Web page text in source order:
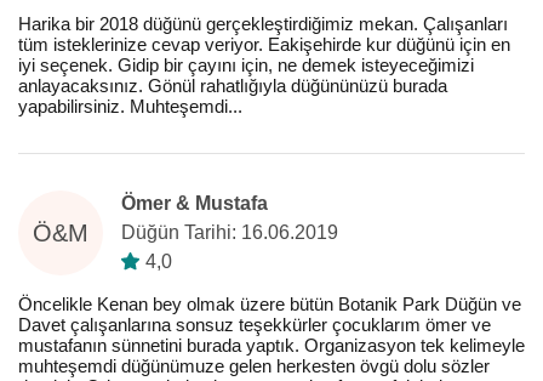
Harika bir 2018 düğünü gerçekleştirdiğimiz mekan. Çalışanları
tüm isteklerinize cevap veriyor. Eakişehirde kur düğünü için en
iyi seçenek. Gidip bir çayını için, ne demek isteyeceğimizi
anlayacaksınız. Gönül rahatlığıyla düğününüzü burada
yapabilirsiniz. Muhteşemdi...
Ö&M
Ömer & Mustafa
Düğün Tarihi: 16.06.2019
4,0
Öncelikle Kenan bey olmak üzere bütün Botanik Park Düğün ve
Davet çalışanlarına sonsuz teşekkürler çocuklarım ömer ve
mustafanın sünnetini burada yaptık. Organizasyon tek kelimeyle
muhteşemdi düğünümuze gelen herkesten övgü dolu sözler